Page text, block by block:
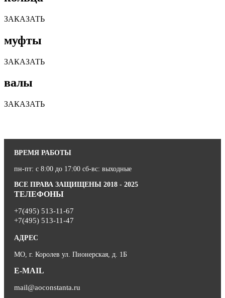
ЗАКАЗАТЬ
муфты
ЗАКАЗАТЬ
валы
ЗАКАЗАТЬ
ВРЕМЯ РАБОТЫ
пн-пт: с 8:00 до 17:00 сб-вс: выходные
ВСЕ ПРАВА ЗАЩИЩЕНЫ 2018 - 2025
ТЕЛЕФОНЫ
+7(495) 513-11-67
+7(495) 513-11-47
АДРЕС
МО, г. Королев ул. Пионерская, д. 1Б
E-MAIL
mail@aoconstanta.ru